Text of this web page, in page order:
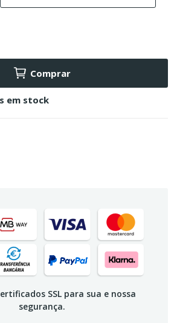
Comprar
em stock
SSL para sua e nossa
segurança.